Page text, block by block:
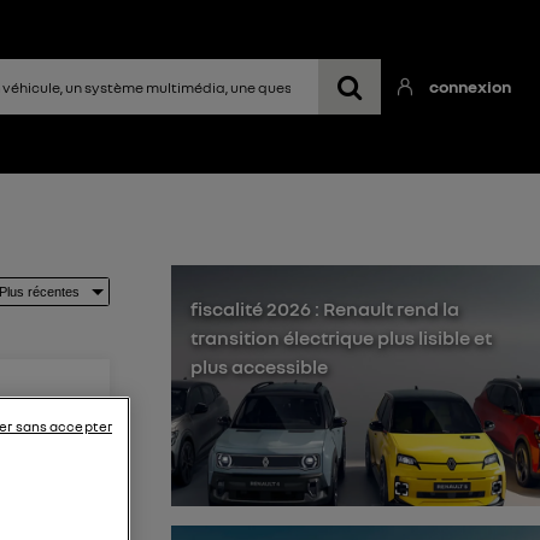
connexion
my
fiscalité 2026 : Renault rend la
transition électrique plus lisible et
plus accessible
sans accepter